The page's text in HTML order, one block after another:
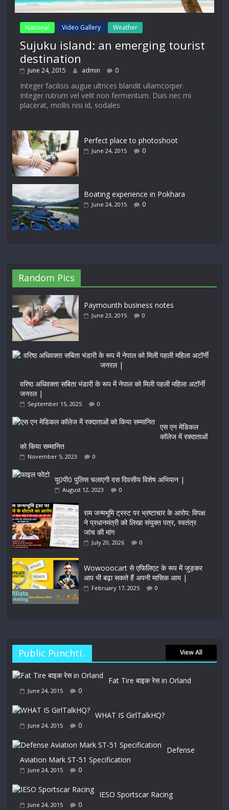
National Video Gallery Weather
Sujuku island: an emerging tourist
destination
June 24, 2015 admin 0
Integer facilisis augue ultrices blandit ullamcorper.
Integer rutrum vel velit non fermentum. Duis nec mi
placerat, mollis nisi id, sodales
Perfect place to photoshoot
June 24, 2015 0
Boating experience in Pokhara
June 24, 2015 0
Random Pics
Paymounth business notes
June 23, 2015 0
वरिष्ठ अधिवक्ता सबिता भंडारी के रूप में नेपाल को मिली पहली महिला अटॉर्नी
जनरल |
September 15, 2025 0
एस एन मेडिकल
कॉलेज में रक्दाताओं
को किया सम्मानित
November 5, 2023 0
यू0पी0 पुलिस चलाएगी दस दिवसीय विशेष अभियान |
August 12, 2023 0
राम जन्मभूमि ट्रस्ट पर भ्रष्टाचार के आरोप: विपक्ष
ने प्रधानमंत्री को लिखा संयुक्त पत्र, स्वतंत्र
जांच की मांग
July 20, 2026 0
Wowooocart से एफिलिएट के रूप में जुड़कर
आप भी बढ़ा सकते हैं अपनी मासिक आय |
February 17, 2025 0
Public Punchti.. View All
Fat Tire बाइक रेस in Orland
June 24, 2015 0
WHAT IS GirlTalkHQ?
June 24, 2015 0
Defense
Aviation Mark ST-51 Specification
June 24, 2015 0
IESO Sportscar Racing
June 24, 2015 0